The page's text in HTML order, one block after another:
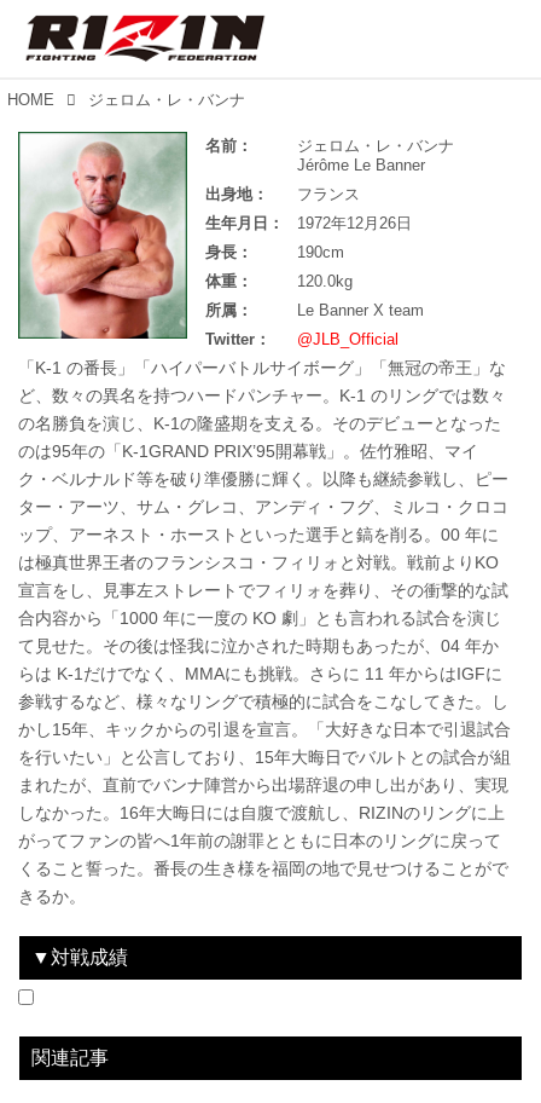
HOME ジェロム・レ・バンナ
名前：
ジェロム・レ・バンナ
Jérôme Le Banner
出身地：
フランス
生年月日：
1972年12月26日
身長：
190cm
体重：
120.0kg
所属：
Le Banner X team
Twitter：
@JLB_Official
「K-1 の番長」「ハイパーバトルサイボーグ」「無冠の帝王」な
ど、数々の異名を持つハードパンチャー。K-1 のリングでは数々
の名勝負を演じ、K-1の隆盛期を支える。そのデビューとなった
のは95年の「K-1GRAND PRIX’95開幕戦」。佐竹雅昭、マイ
ク・ベルナルド等を破り準優勝に輝く。以降も継続参戦し、ピー
ター・アーツ、サム・グレコ、アンディ・フグ、ミルコ・クロコ
ップ、アーネスト・ホーストといった選手と鎬を削る。00 年に
は極真世界王者のフランシスコ・フィリォと対戦。戦前よりKO
宣言をし、見事左ストレートでフィリォを葬り、その衝撃的な試
合内容から「1000 年に一度の KO 劇」とも言われる試合を演じ
て見せた。その後は怪我に泣かされた時期もあったが、04 年か
らは K-1だけでなく、MMAにも挑戦。さらに 11 年からはIGFに
参戦するなど、様々なリングで積極的に試合をこなしてきた。し
かし15年、キックからの引退を宣言。「大好きな日本で引退試合
を行いたい」と公言しており、15年大晦日でバルトとの試合が組
まれたが、直前でバンナ陣営から出場辞退の申し出があり、実現
しなかった。16年大晦日には自腹で渡航し、RIZINのリングに上
がってファンの皆へ1年前の謝罪とともに日本のリングに戻って
くること誓った。番長の生き様を福岡の地で見せつけることがで
きるか。
▼対戦成績
関連記事